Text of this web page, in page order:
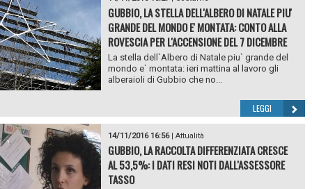
GUBBIO, LA STELLA DELL'ALBERO DI NATALE PIU'
GRANDE DEL MONDO E' MONTATA: CONTO ALLA
ROVESCIA PER L'ACCENSIONE DEL 7 DICEMBRE
La stella dell`Albero di Natale piu` grande del
mondo e` montata: ieri mattina al lavoro gli
alberaioli di Gubbio che no...
LEGGI
14/11/2016 16:56| Attualità
GUBBIO, LA RACCOLTA DIFFERENZIATA CRESCE
AL 53,5%: I DATI RESI NOTI DALL'ASSESSORE
TASSO